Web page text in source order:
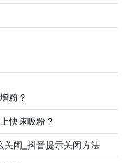
粉？
快速吸粉？
关闭_抖音提示关闭方法